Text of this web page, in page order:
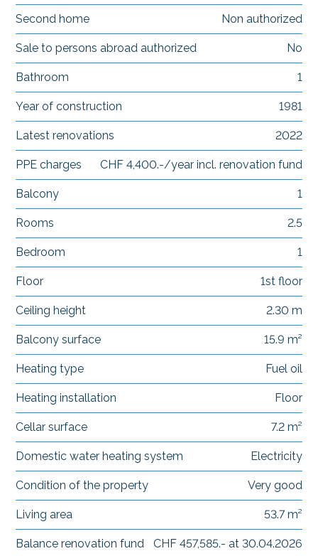
Second home Non authorized
Sale to persons abroad authorized No
Bathroom 1
Year of construction 1981
Latest renovations 2022
PPE charges CHF 4,400.-/year incl. renovation fund
Balcony 1
Rooms 2.5
Bedroom 1
Floor 1st floor
Ceiling height 2.30 m
Balcony surface 15.9 m²
Heating type Fuel oil
Heating installation Floor
Cellar surface 7.2 m²
Domestic water heating system Electricity
Condition of the property Very good
Living area 53.7 m²
Balance renovation fund CHF 457,585.- at 30.04.2026